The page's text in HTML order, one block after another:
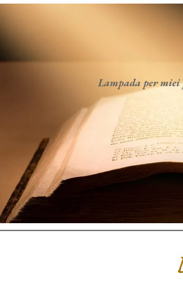
Lampada per miei